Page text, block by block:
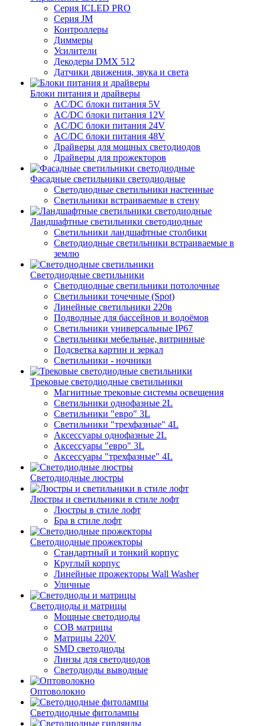
Серия ICLED PRO
Серия JM
Контроллеры
Диммеры
Усилители
Декодеры DMX 512
Датчики движения, звука и света
Блоки питания и драйверы
AC/DC блоки питания 5V
AC/DC блоки питания 12V
AC/DC блоки питания 24V
AC/DC блоки питания 48V
Драйверы для мощных светодиодов
Драйверы для прожекторов
Фасадные светильники светодиодные
Светодиодные светильники настенные
Светильники встраиваемые в стену
Ландшафтные светильники светодиодные
Светильники ландшафтные столбики
Светодиодные светильники встраиваемые в
землю
Светодиодные светильники
Светодиодные светильники потолочные
Светильники точечные (Spot)
Линейные светильники 220в
Подводные для бассейнов и водоёмов
Светильники универсальные IP67
Светильники мебельные, витринные
Подсветка картин и зеркал
Светильники - ночники
Трековые светодиодные светильники
Магнитные трековые системы освещения
Светильники однофазные 2L
Светильники "евро" 3L
Светильники "трехфазные" 4L
Аксессуары однофазные 2L
Аксессуары "евро" 3L
Аксессуары "трехфазные" 4L
Светодиодные люстры
Люстры и светильники в стиле лофт
Люстры в стиле лофт
Бра в стиле лофт
Светодиодные прожекторы
Стандартный и тонкий корпус
Круглый корпус
Линейные прожекторы Wall Washer
Уличные
Светодиоды и матрицы
Мощные светодиоды
COB матрицы
Матрицы 220V
SMD светодиоды
Линзы для светодиодов
Светодиоды выводные
Оптоволокно
Светодиодные фитолампы